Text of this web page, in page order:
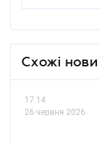
Схожі
17.14
26 червня 2026